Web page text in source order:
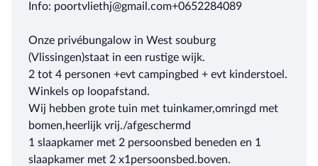
Info: poortvliethj@gmail.com+0652284089
Onze privébungalow in West souburg
(Vlissingen)staat in een rustige wijk.
2 tot 4 personen +evt campingbed + evt kinderstoel.
Winkels op loopafstand.
Wij hebben grote tuin met tuinkamer,omringd met
bomen,heerlijk vrij./afgeschermd
1 slaapkamer met 2 persoonsbed beneden en 1
slaapkamer met 2 x1persoonsbed.boven.